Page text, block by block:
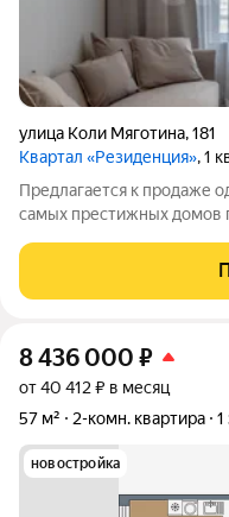
улица Коли Мяготина,181
Квартал «Резиденция», 1
Предлагается к продаже
самых престижных домов
третьем этаже, ремонт
дизайн проекту, все
8 436 000 ₽
от 40 412 ₽ в месяц
57 м²
2-комн. квартира 1
новостройка